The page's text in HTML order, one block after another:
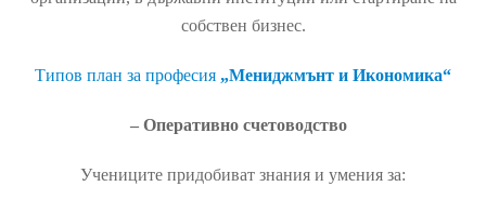
собствен бизнес.
Типов план за професия „Mениджмънт и Икономика“
– Оперативно счетоводство
Учениците придобиват знания и умения за: